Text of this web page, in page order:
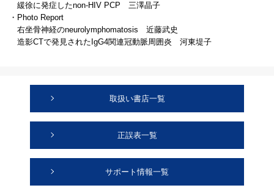
緩徐に発症したnon-HIV PCP 三澤晶子
・Photo Report
右坐骨神経のneurolymphomatosis 近藤武史
造影CTで発見されたIgG4関連冠動脈周囲炎 河東堤子
取扱い書店一覧
正誤表一覧
サポート情報一覧